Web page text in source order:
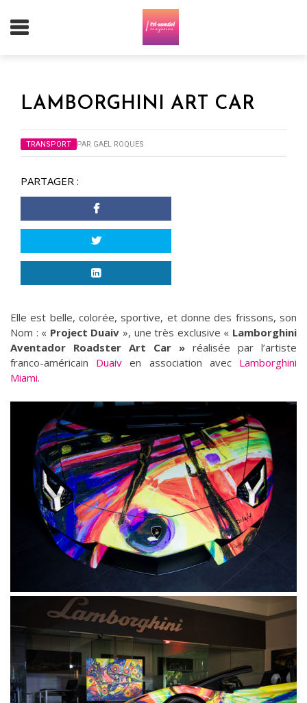
LAMBORGHINI ART CAR
TRANSPORT PAR GAËL ROQUES
PARTAGER :
Elle est belle, colorée, sportive, et donne des frissons, son
Nom : « Project Duaiv », une très exclusive « Lamborghini
Aventador Roadster Art Car » réalisée par l’artiste
franco-américain Duaiv en association avec Lamborghini
Miami.